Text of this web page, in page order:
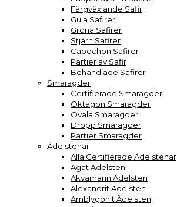
Färgväxlande Safir
Gula Safirer
Gröna Safirer
Stjärn Safirer
Cabochon Safirer
Partier av Safir
Behandlade Safirer
Smaragder
Certifierade Smaragder
Oktagon Smaragder
Ovala Smaragder
Dropp Smaragder
Partier Smaragder
Ädelstenar
Alla Certifierade Ädelstenar
Agat Ädelsten
Akvamarin Ädelsten
Alexandrit Ädelsten
Amblygonit Ädelsten